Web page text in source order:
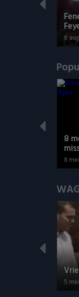
8
8
8
5